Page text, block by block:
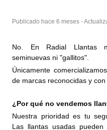
Publicado hace 6 meses -
No. En Radial Llantas
seminuevas ni "gallitos".
Únicamente
de marcas reconocidas y
¿Por qué no vendemos
Nuestra prioridad es tu
Las llantas usadas